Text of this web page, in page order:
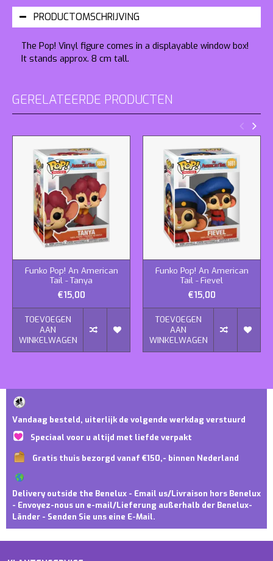
PRODUCTOMSCHRIJVING
The Pop! Vinyl figure comes in a displayable window box!
It stands approx. 8 cm tall.
GERELATEERDE PRODUCTEN
Funko Pop! An American
Tail - Tanya
€15,00
TOEVOEGEN
AAN
WINKELWAGEN
Funko Pop! An American
Tail - Fievel
€15,00
TOEVOEGEN
AAN
WINKELWAGEN
Vandaag besteld, uiterlijk de volgende werkdag verstuurd
Speciaal voor u altijd met liefde verpakt
Gratis thuis bezorgd vanaf €150,- binnen Nederland
Delivery outside the Benelux - Email us/Livraison hors Benelux
- Envoyez-nous un e-mail/Lieferung außerhalb der Benelux-
Länder - Senden Sie uns eine E-Mail.